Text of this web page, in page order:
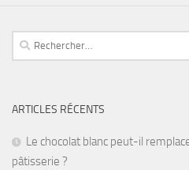
ARTICLES RÉCENTS
Le chocolat blanc peut-il
pâtisserie ?